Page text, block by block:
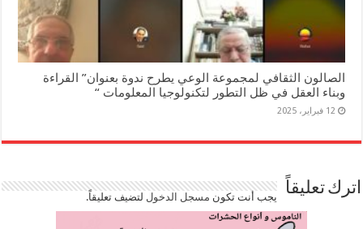
الصالون الثقافي لمجموعة الوعي يطرح ندوة بعنوان” القراءة
وبناء العقل في ظل التطور لتكنولوجيا المعلومات “
12 فبراير، 2025
اترك تعليقاً يجب أنت تكون مسجل الدخوللتضيف تعليقاً.